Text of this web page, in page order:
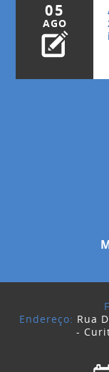
05
AGO
Endereço: Rua
-